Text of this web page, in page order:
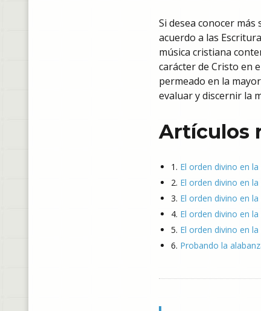
Si desea conocer
acuerdo a las
música cristiana
carácter de Cristo en
permeado en la
evaluar y discernir la
Artículos
1. El orden divino en
2. El orden divino en
3. El orden divino en
4. El orden divino en
5. El orden divino en
6. Probando la